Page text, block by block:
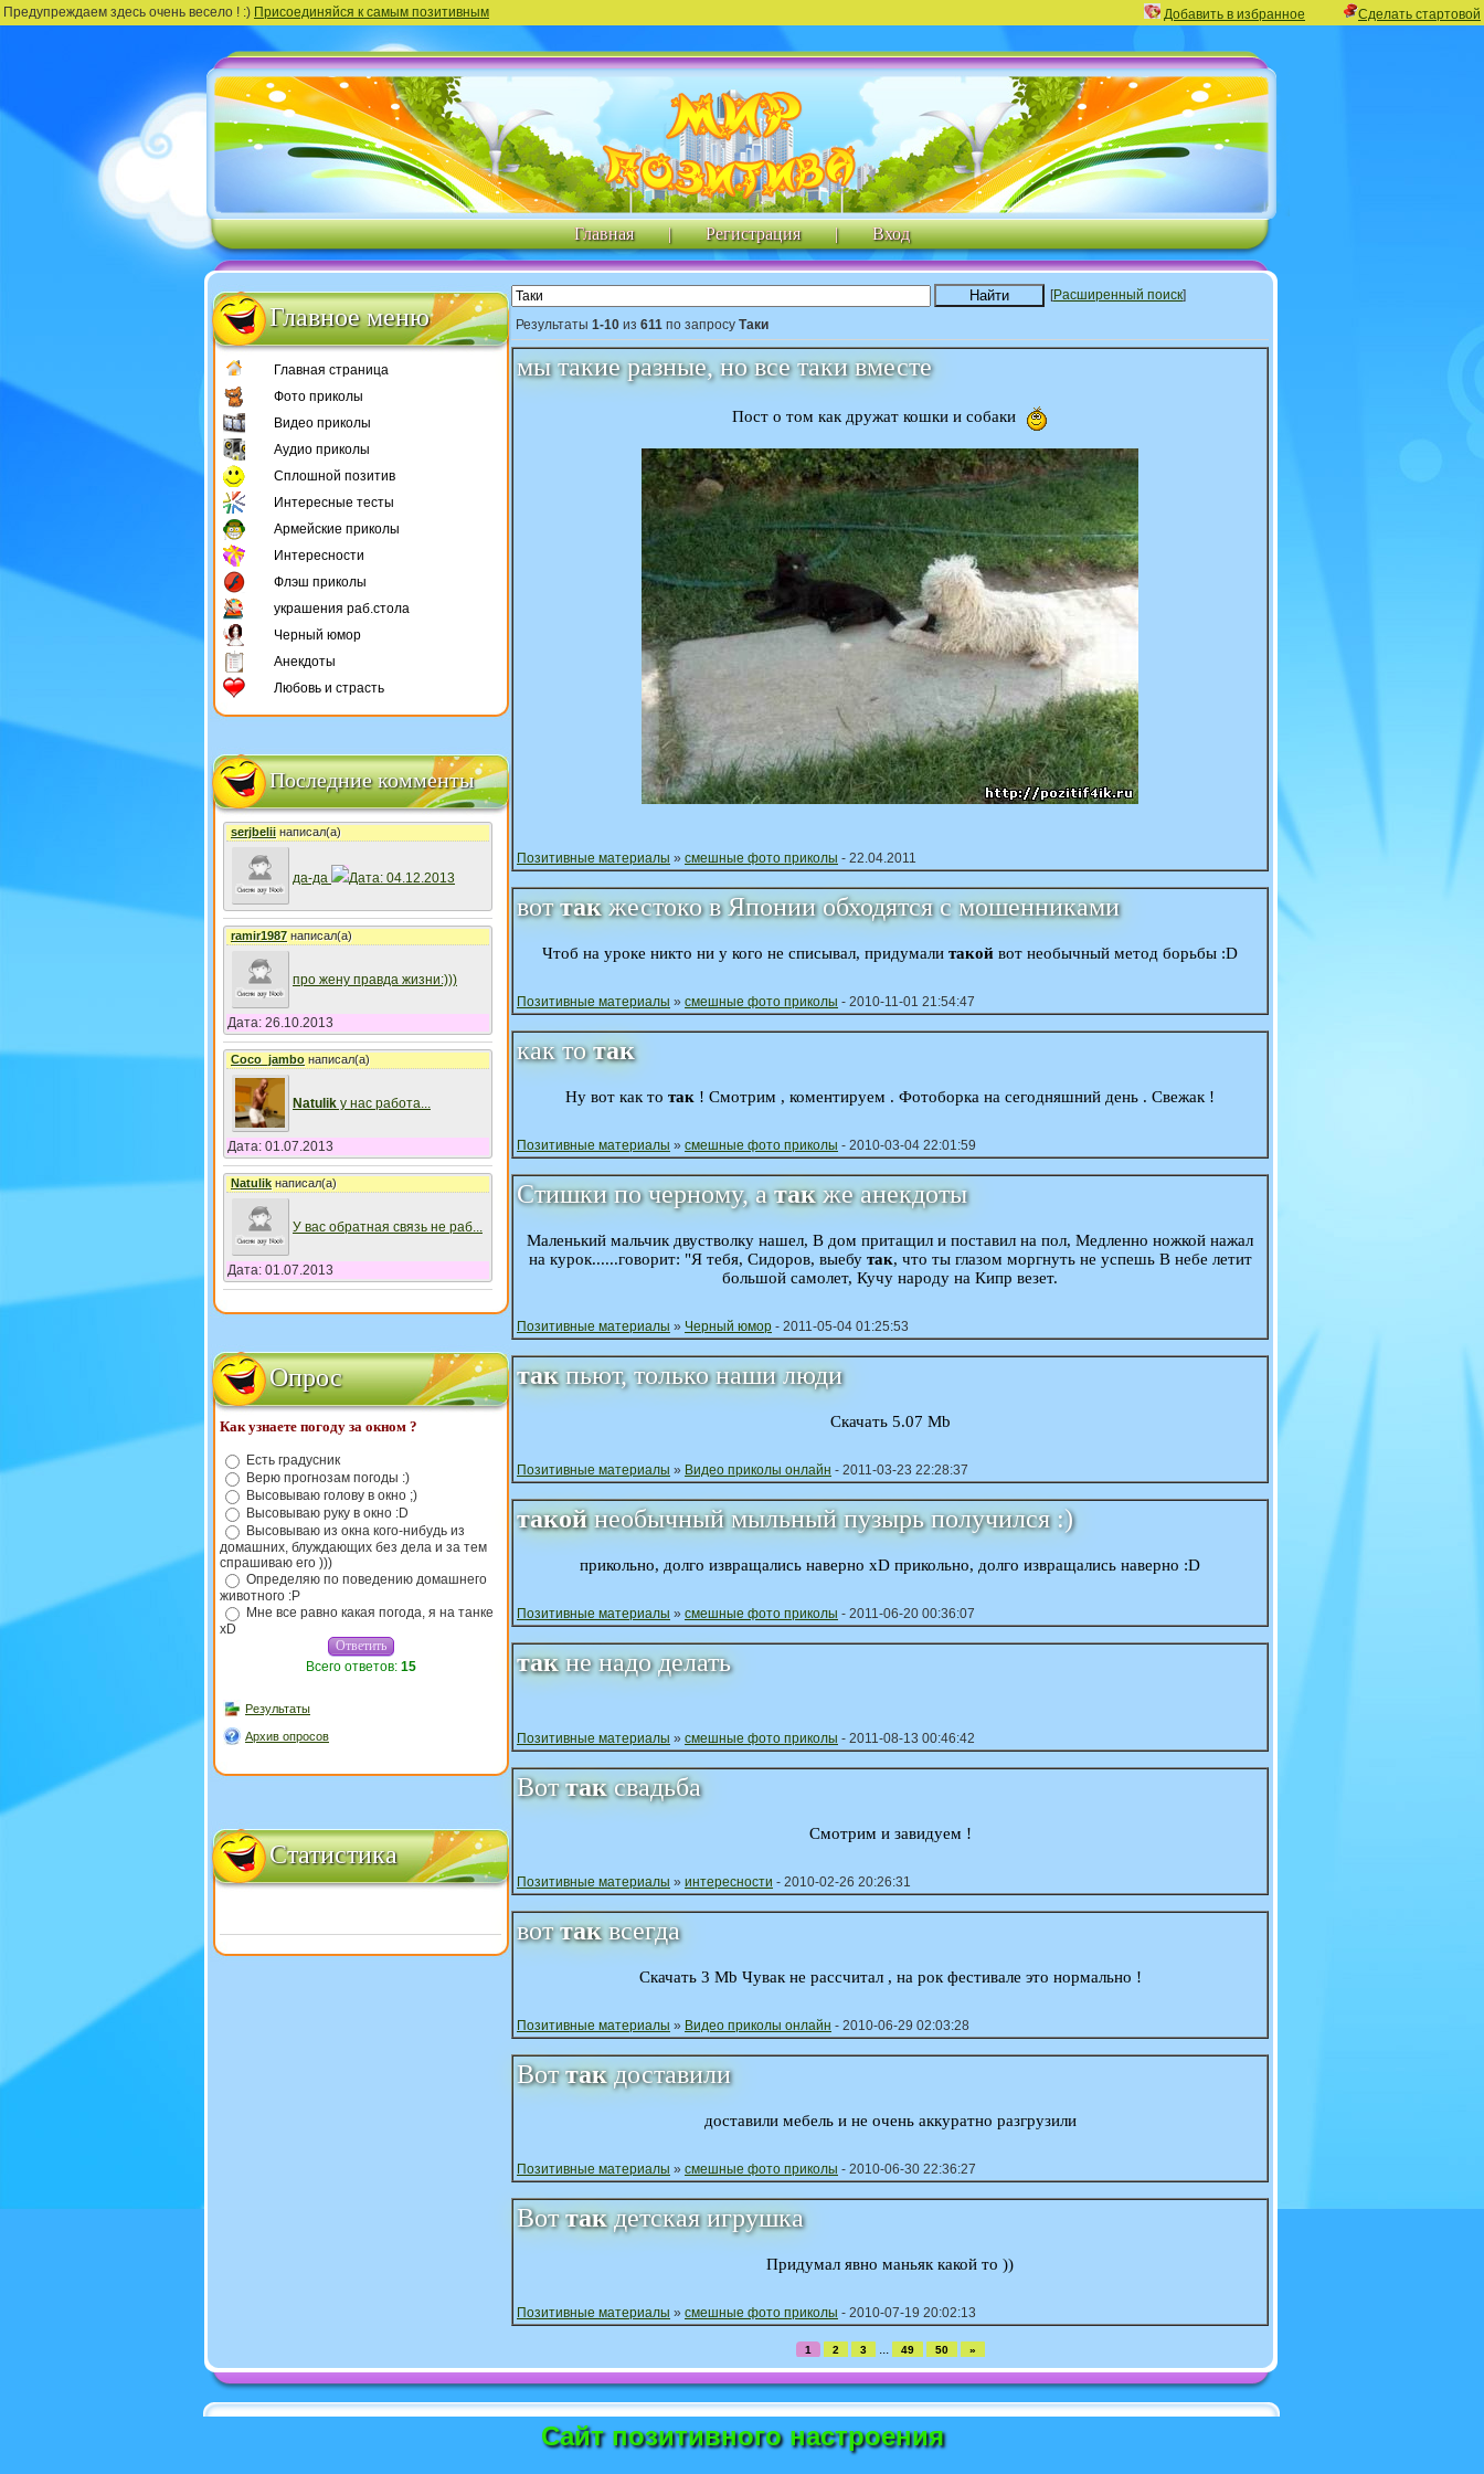
Предупреждаем здесь очень весело ! :) Присоединяйся к самым позитивным Добавить в избранное Сделать стартовой
Главная | Регистрация | Вход
Главное меню
Главная страница
Фото приколы
Видео приколы
Аудио приколы
Сплошной позитив
Интересные тесты
Армейские приколы
Интересности
Флэш приколы
украшения раб.стола
Черный юмор
Анекдоты
Любовь и страсть
Последние комменты
serjbeliiнаписал(а)
да-да Дата: 04.12.2013
ramir1987написал(а)
про жену правда жизни:)))
Дата: 26.10.2013
Coco_jambo написал(а)
Natulik у нас работа...
Дата: 01.07.2013
Natulikнаписал(а)
У вас обратная связь не раб...
Дата: 01.07.2013
Опрос
Как узнаете погоду за окном ?
Есть градусник
Верю прогнозам погоды :)
Высовываю голову в окно ;)
Высовываю руку в окно :D
Высовываю из окна кого-нибудь из
домашних, блуждающих без дела и за тем
спрашиваю его )))
Определяю по поведению домашнего
животного :P
Мне все равно какая погода, я на танке
xD
Всего ответов: 15
Результаты
Архив опросов
Статистика
[Расширенный поиск]
Результаты 1-10 из 611 по запросу Таки
мы такие разные, но все таки вместе
Пост о том как дружат кошки и собаки
Позитивные материалы » смешные фото приколы - 22.04.2011
воттакжестоко в Японии обходятся с мошенниками
Чтоб на уроке никто ни у кого не списывал, придумали такой вот необычный метод борьбы :D
Позитивные материалы » смешные фото приколы - 2010-11-01 21:54:47
как тотак
Ну вот как то так ! Смотрим , коментируем . Фотоборка на сегодняшний день . Свежак !
Позитивные материалы » смешные фото приколы - 2010-03-04 22:01:59
Стишки по черному, атакже анекдоты
Маленький мальчик двустволку нашел, В дом притащил и поставил на пол, Медленно ножкой нажал
на курок......говорит: "Я тебя, Сидоров, выебу так, что ты глазом моргнуть не успешь В небе летит
большой самолет, Кучу народу на Кипр везет.
Позитивные материалы » Черный юмор - 2011-05-04 01:25:53
такпьют, только наши люди
Скачать 5.07 Mb
Позитивные материалы » Видео приколы онлайн - 2011-03-23 22:28:37
такойнеобычный мыльный пузырь получился :)
прикольно, долго извращались наверно xD прикольно, долго извращались наверно :D
Позитивные материалы » смешные фото приколы - 2011-06-20 00:36:07
такне надо делать
Позитивные материалы » смешные фото приколы - 2011-08-13 00:46:42
Воттаксвадьба
Смотрим и завидуем !
Позитивные материалы » интересности - 2010-02-26 20:26:31
воттаквсегда
Скачать 3 Mb Чувак не рассчитал , на рок фестивале это нормально !
Позитивные материалы » Видео приколы онлайн - 2010-06-29 02:03:28
Воттакдоставили
доставили мебель и не очень аккуратно разгрузили
Позитивные материалы » смешные фото приколы - 2010-06-30 22:36:27
Воттакдетская игрушка
Придумал явно маньяк какой то ))
Позитивные материалы » смешные фото приколы - 2010-07-19 20:02:13
1 2 3 ... 49 50 »
Сайт позитивного настроения